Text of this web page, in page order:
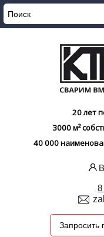
20 лет
3000 м²
40 000
8
Запросить